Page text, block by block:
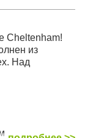
Cheltenham!
из
Над